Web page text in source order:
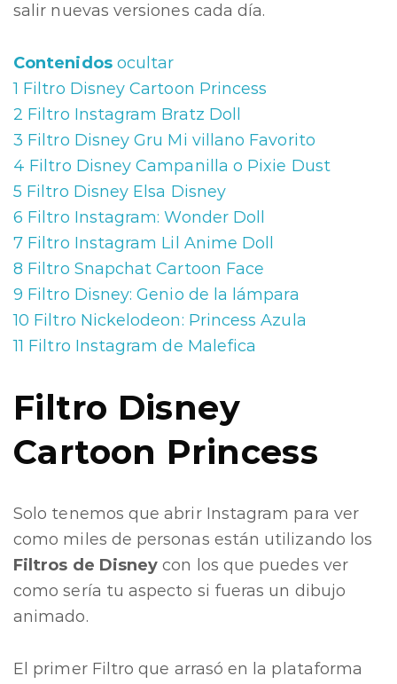
salir nuevas versiones cada día.
Contenidos ocultar
1 Filtro Disney Cartoon Princess
2 Filtro Instagram Bratz Doll
3 Filtro Disney Gru Mi villano Favorito
4 Filtro Disney Campanilla o Pixie Dust
5 Filtro Disney Elsa Disney
6 Filtro Instagram: Wonder Doll
7 Filtro Instagram Lil Anime Doll
8 Filtro Snapchat Cartoon Face
9 Filtro Disney: Genio de la lámpara
10 Filtro Nickelodeon: Princess Azula
11 Filtro Instagram de Malefica
Filtro Disney
Cartoon Princess
Solo tenemos que abrir Instagram para ver
como miles de personas están utilizando los
Filtros de Disney con los que puedes ver
como sería tu aspecto si fueras un dibujo
animado.
El primer Filtro que arrasó en la plataforma